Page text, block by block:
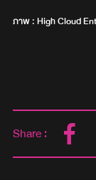
ภาพ : High Cloud
Share :